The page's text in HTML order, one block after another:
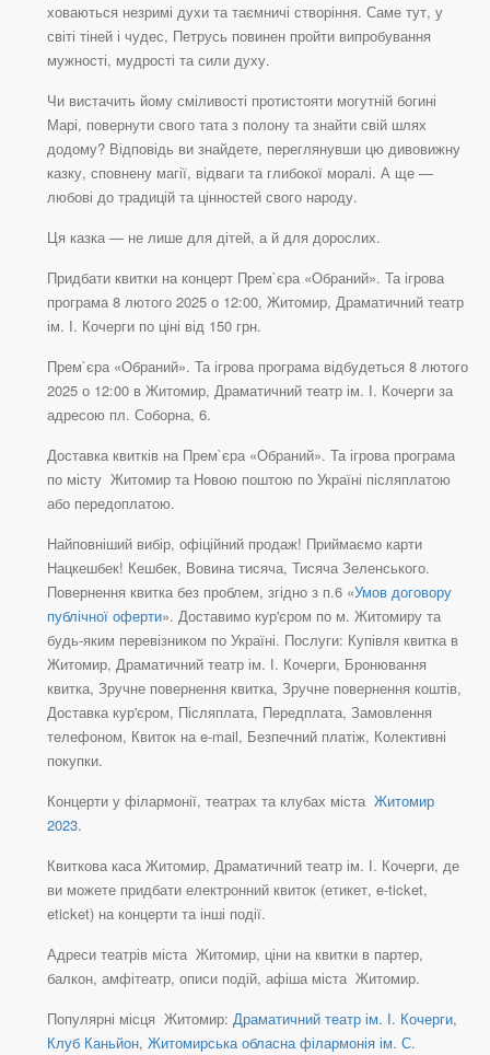
ховаються незримі духи та таємничі створіння. Саме тут, у
світі тіней і чудес, Петрусь повинен пройти випробування
мужності, мудрості та сили духу.
Чи вистачить йому сміливості протистояти могутній богині
Марі, повернути свого тата з полону та знайти свій шлях
додому? Відповідь ви знайдете, переглянувши цю дивовижну
казку, сповнену магії, відваги та глибокої моралі. А ще —
любові до традицій та цінностей свого народу.
Ця казка — не лише для дітей, а й для дорослих.
Придбати квитки на концерт Прем`єра «Обраний». Та ігрова
програма 8 лютого 2025 о 12:00, Житомир, Драматичний театр
ім. І. Кочерги по ціні від 150 грн.
Прем`єра «Обраний». Та ігрова програма відбудеться 8 лютого
2025 о 12:00 в Житомир, Драматичний театр ім. І. Кочерги за
адресою пл. Соборна, 6.
Доставка квитків на Прем`єра «Обраний». Та ігрова програма
по місту Житомир та Новою поштою по Україні післяплатою
або передоплатою.
Найповніший вибір, офіційний продаж! Приймаємо карти
Нацкешбек! Кешбек, Вовина тисяча, Тисяча Зеленського.
Повернення квитка без проблем, згідно з п.6 «Умов договору
публічної оферти». Доставимо кур'єром по м. Житомиру та
будь-яким перевізником по Україні. Послуги: Купівля квитка в
Житомир, Драматичний театр ім. І. Кочерги, Бронювання
квитка, Зручне повернення квитка, Зручне повернення коштів,
Доставка кур'єром, Післяплата, Передплата, Замовлення
телефоном, Квиток на e-mail, Безпечний платіж, Колективні
покупки.
Концерти у філармонії, театрах та клубах міста Житомир
2023.
Квиткова каса Житомир, Драматичний театр ім. І. Кочерги, де
ви можете придбати електронний квиток (етикет, e-ticket,
eticket) на концерти та інші події.
Адреси театрів міста Житомир, ціни на квитки в партер,
балкон, амфітеатр, описи подій, афіша міста Житомир.
Популярні місця Житомир: Драматичний театр ім. І. Кочерги,
Клуб Каньйон, Житомирська обласна філармонія ім. С.